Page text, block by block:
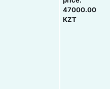
47000.00
KZT